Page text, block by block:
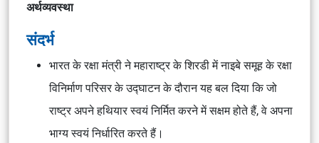
अर्थव्यवस्था
संदर्भ
भारत के रक्षा मंत्री ने महाराष्ट्र के शिरडी में नाइबे समूह के रक्षा
विनिर्माण परिसर के उद्घाटन के दौरान यह बल दिया कि जो
राष्ट्र अपने हथियार स्वयं निर्मित करने में सक्षम होते हैं, वे अपना
भाग्य स्वयं निर्धारित करते हैं।